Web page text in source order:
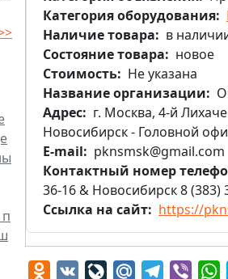
Категория оборудования
Наличие товара
в
Состояние товара
новое
Стоимость
Не указана
Название организации
Aдрес
г. Москва, 4-й
Новосибирск - Головной
E-mail
pknsmsk@gmail.com
Контактный номер
36-16 & Новосибирск 8 (383)
Ссылка на сайт
https://
Odnoklassniki
VK LiveJournal
Mail.RuTelegram
Viber